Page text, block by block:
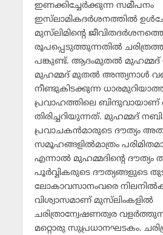
ഇണക്കിച്ചേര്‍ക്കുന്ന സമീപനം
ഇസ്‌ലാമികദര്‍ശനത്തില്‍
മുസ്‌ലിമിന്റെ
രൂപപ്പെടുത്തുന്നതില്‍
പങ്കുണ്ട്. ആദംമുതല്‍ മുഹമ്മദ്
മുഹമ്മദ് മുതല്‍ അന്ത്യനാള്‍
നീണ്ടുകിടക്കുന്ന
പ്രവാഹത്തിലെ ബിന്ദുവായാണ്
തിരിച്ചറിയുന്നത്. മുഹമ്മദ്
പ്രവാചകന്‍മാരുടെ ദൗത്യം
സമൂഹങ്ങളില്‍മാത്രം
എന്നാല്‍ മുഹമ്മദിന്റെ ദൗത്യം
പൂര്‍വ്വികരുടെ ദൗത്യങ്ങളുടെ
ലോകാവസാനംവരെ
വിശ്വാസമാണ് മുസ്‌ലിംകളില്‍
ചരിത്രാന്വേഷണത്വര
മറ്റൊരു സുപ്രധാനഘടകം.